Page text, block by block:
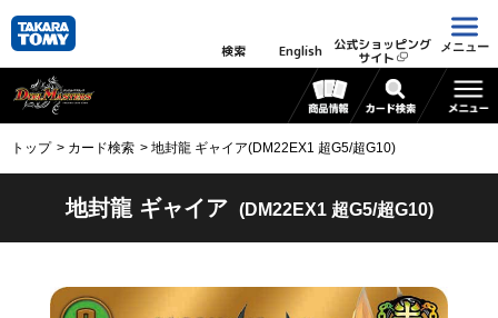
検索 English 公式ショッピング
サイト
メニュー
トップ カード検索 地封龍 ギャイア(DM22EX1 超G5/超G10)
地封龍 ギャイア (DM22EX1 超G5/超G10)